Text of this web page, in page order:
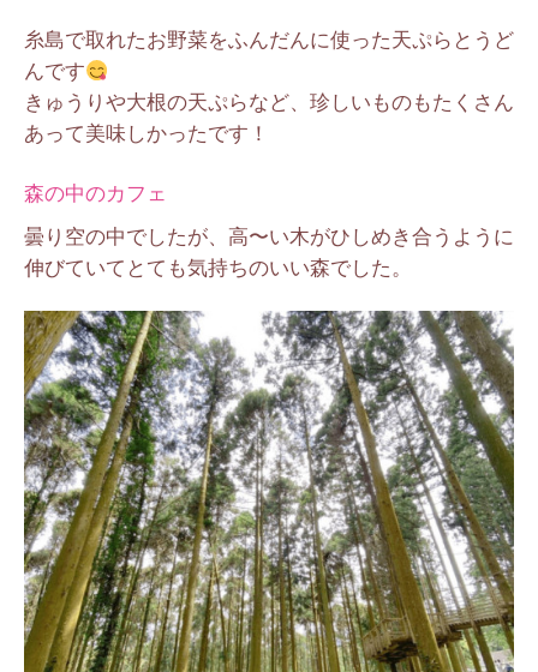
糸島で取れたお野菜をふんだんに使った天ぷらとうど
んです
きゅうりや大根の天ぷらなど、珍しいものもたくさん
あって美味しかったです！
森の中のカフェ
曇り空の中でしたが、高〜い木がひしめき合うように
伸びていてとても気持ちのいい森でした。